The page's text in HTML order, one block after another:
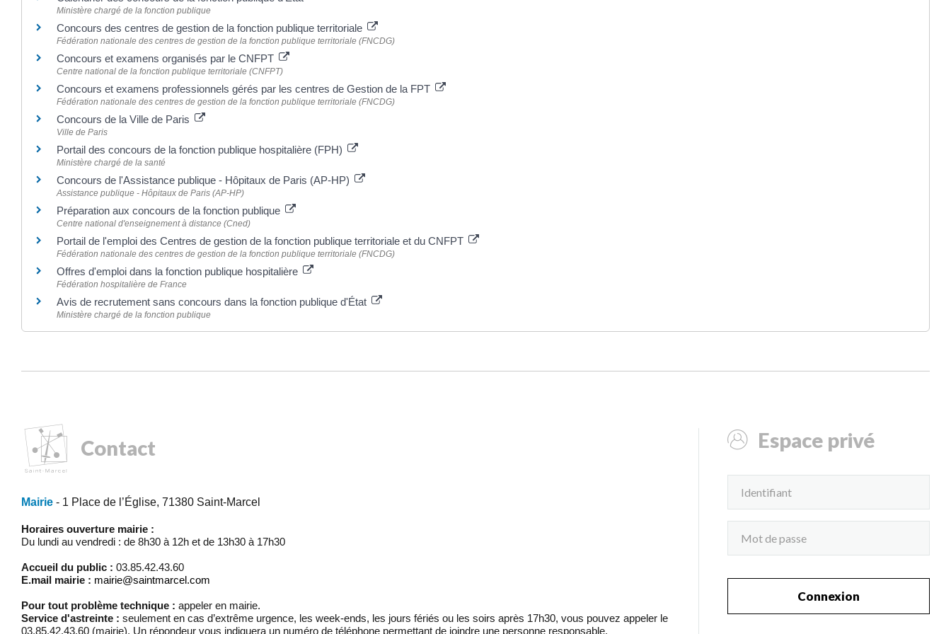
Ministère chargé de la fonction publique
Concours des centres de gestion de la fonction publique territoriale
Fédération nationale des centres de gestion de la fonction publique territoriale (FNCDG)
Concours et examens organisés par le CNFPT
Centre national de la fonction publique territoriale (CNFPT)
Concours et examens professionnels gérés par les centres de Gestion de la FPT
Fédération nationale des centres de gestion de la fonction publique territoriale (FNCDG)
Concours de la Ville de Paris
Ville de Paris
Portail des concours de la fonction publique hospitalière (FPH)
Ministère chargé de la santé
Concours de l'Assistance publique - Hôpitaux de Paris (AP-HP)
Assistance publique - Hôpitaux de Paris (AP-HP)
Préparation aux concours de la fonction publique
Centre national d'enseignement à distance (Cned)
Portail de l'emploi des Centres de gestion de la fonction publique territoriale et du CNFPT
Fédération nationale des centres de gestion de la fonction publique territoriale (FNCDG)
Offres d'emploi dans la fonction publique hospitalière
Fédération hospitalière de France
Avis de recrutement sans concours dans la fonction publique d'État
Ministère chargé de la fonction publique
Contact
Mairie - 1 Place de l’Église, 71380 Saint-Marcel
Horaires ouverture mairie :
Du lundi au vendredi : de 8h30 à 12h et de 13h30 à 17h30
Accueil du public : 03.85.42.43.60
E.mail mairie : mairie@saintmarcel.com
Pour tout problème technique : appeler en mairie.
Service d'astreinte : seulement en cas d’extrême urgence, les week-ends, les jours fériés ou les soirs après 17h30, vous pouvez appeler le
03.85.42.43.60 (mairie). Un répondeur vous indiquera un numéro de téléphone permettant de joindre une personne responsable.
Espace privé
Connexion